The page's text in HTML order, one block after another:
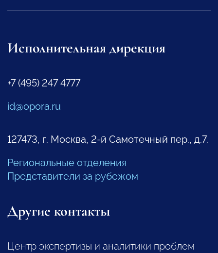
Исполнительная дирекция
+7 (495) 247 4777
id@opora.ru
127473, г. Москва, 2-й Самотечный пер., д.7.
Региональные отделения
Представители за рубежом
Другие контакты
Центр экспертизы и аналитики проблем